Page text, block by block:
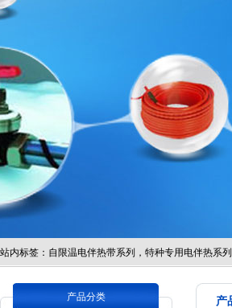
站内标签： 自限温电伴热带系列，特种专用电伴热系
产
产品分类